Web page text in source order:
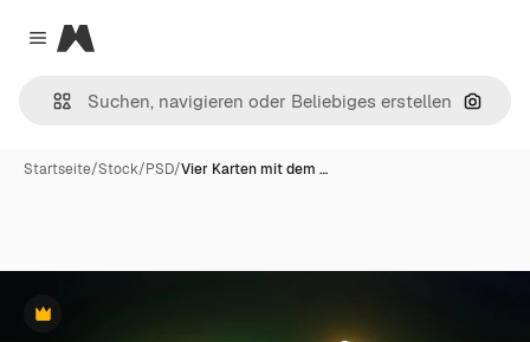
Close menu
Magnific
Nach
Startseite/Stock/PSD/Vier Karten mit dem …
Premium